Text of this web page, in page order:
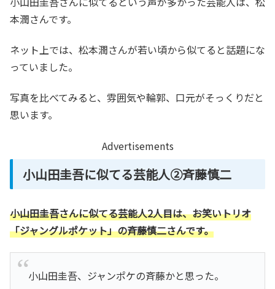
本潤さんです。
ネット上では、松本潤さんが若い頃から似てると話題にな
っていました。
写真を比べてみると、雰囲気や輪郭、口元がそっくりだと
思います。
Advertisements
小山田圭吾に似てる芸能人②斉藤慎二
小山田圭吾さんに似てる芸能人2人目は、お笑いトリオ
「ジャングルポケット」の斉藤慎二さんです。
小山田圭吾、ジャンポケの斉藤かと思った。